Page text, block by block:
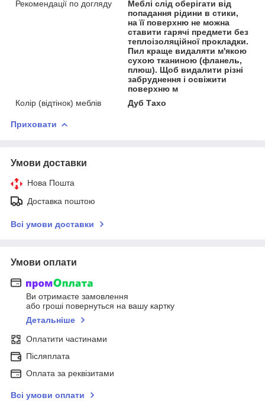
Рекомендації по догляду
Меблі слід оберігати від
попадання рідини в стики,
на її поверхню не можна
ставити гарячі предмети без
теплоізоляційної прокладки.
Пил краще видаляти м'якою
сухою тканиною (фланель,
плюш). Щоб видалити різні
забруднення і освіжити
поверхню м
Колір (відтінок) меблів
Дуб Тахо
Приховати
Умови доставки
Нова Пошта
Доставка поштою
Всі умови доставки
Умови оплати
Ви отримаєте замовлення
або гроші повернуться на вашу картку
Детальніше
Оплатити частинами
Післяплата
Оплата за реквізитами
Всі умови оплати